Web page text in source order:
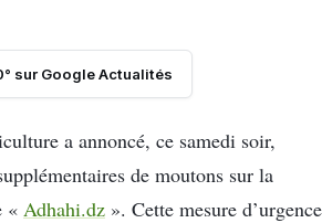
sur Google Actualités
a annoncé, ce samedi soir,
de moutons sur la
« Adhahi.dz ». Cette mesure d’urgence